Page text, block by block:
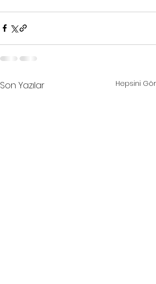
Son Yazılar Hepsini Gör